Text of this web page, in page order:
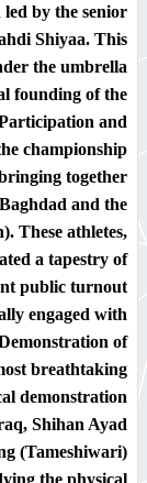
by the senior
Shiyaa. This
the umbrella
founding of the
and
championship
together
and the
These athletes,
a tapestry of
public turnout
engaged with
of
breathtaking
demonstration
Shihan Ayad
(Tameshiwari)
the physical